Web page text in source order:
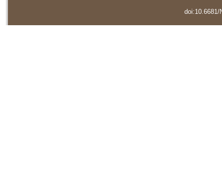
doi:10.6681/